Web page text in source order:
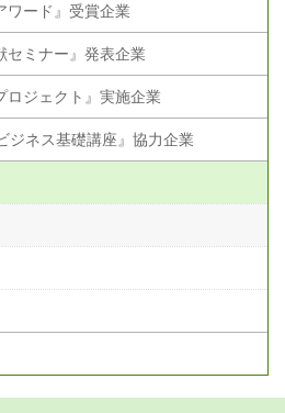
ワード』受賞企業
セミナー』発表企業
ロジェクト』実施企業
ジネス基礎講座』協力企業